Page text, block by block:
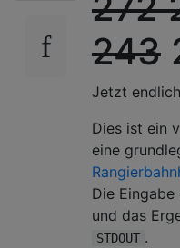
243
Jetzt
Dies ist ein
eine
Die
und das
STDOUT .